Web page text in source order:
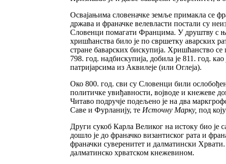
Освајањима словеначке земље примакла се
држава и франачке велевласти постали су
Словенци помагати Францима. У друштву с
хришћанства било је по свршетку аварских
стране баварских бискупија. Хришћанство
798. год. надбискупија, добила је 811. год.
патријарсима из Аквилеје (или Оглеја).
Око 800. год. сви су Словенци били
политичке увиђавности, војводе и кнежеве
Читаво подручје подељено је на два
Саве и Фурланију, те Источну Марку, под
Други сукоб Карла Великог на истоку био је
дошло је до франачко византиског рата и
франачки суверенитет и далматински
далматинско хрватском кнежевином.